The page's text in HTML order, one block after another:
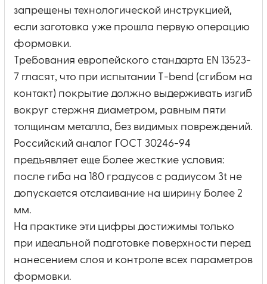
запрещены технологической инструкцией,
если заготовка уже прошла первую операцию
формовки.
Требования европейского стандарта EN 13523-
7 гласят, что при испытании T-bend (сгибом на
контакт) покрытие должно выдерживать изгиб
вокруг стержня диаметром, равным пяти
толщинам металла, без видимых повреждений.
Российский аналог ГОСТ 30246-94
предъявляет еще более жесткие условия:
после гиба на 180 градусов с радиусом 3t не
допускается отслаивание на ширину более 2
мм.
На практике эти цифры достижимы только
при идеальной подготовке поверхности перед
нанесением слоя и контроле всех параметров
формовки.